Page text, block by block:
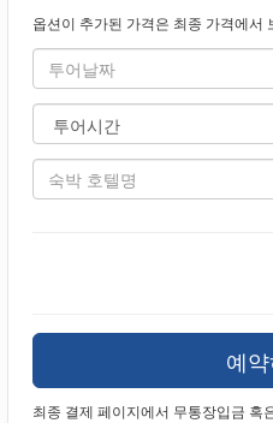
옵션이 추가된 가격은 최종 가격에서
예
최종 결제 페이지에서 무통장입금